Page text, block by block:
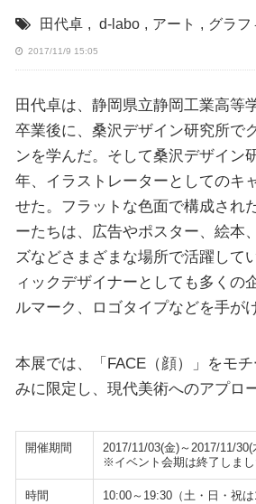
田代卓 , d-labo , アート , グラフ
2017/11/9 15:05
田代卓は、静岡県立静岡工業高等
卒業後に、桑沢デザイン研究所で
ンを学んだ。そして桑沢デザイン
年、イラストレーターとしてのキ
せた。フラットな色面で構成され
ーたちは、広告やポスター、絵本
ズなどさまざまな場所で活躍して
ィックデザイナーとしても多くの
ルマーク、ロゴタイプなどを手が
本展では、「FACE（顔）」をモ
みに限定し、現代美術へのアプロ
開催期間
2017/11/03(金)～2017/11/30(
※イベント会期は終了しま
時間
10:00～19:30（土・日・祝